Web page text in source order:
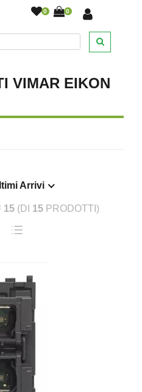
0 0
/
VIMAR EIKON
Arrivi
15(DI 15PRODOTTI)